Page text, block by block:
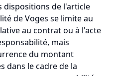
de l'article
de Voges se limite au
au contrat ou à l'acte
mais
du montant
dans le cadre de la